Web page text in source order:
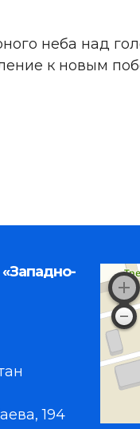
неба над
к новым
194